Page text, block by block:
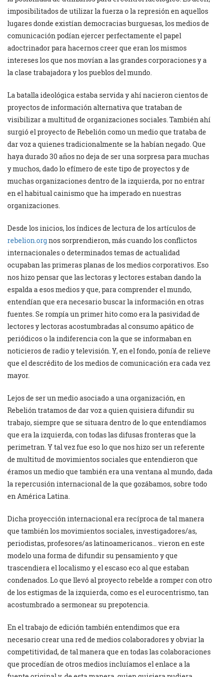
imposibilitados de utilizar la fuerza o la represión en aquellos
lugares donde existían democracias burguesas, los medios de
comunicación podían ejercer perfectamente el papel
adoctrinador para hacernos creer que eran los mismos
intereses los que nos movían a las grandes corporaciones y a
la clase trabajadora y los pueblos del mundo.
La batalla ideológica estaba servida y ahí nacieron cientos de
proyectos de información alternativa que trataban de
visibilizar a multitud de organizaciones sociales. También ahí
surgió el proyecto de Rebelión como un medio que trataba de
dar voz a quienes tradicionalmente se la habían negado. Que
haya durado 30 años no deja de ser una sorpresa para muchas
y muchos, dado lo efímero de este tipo de proyectos y de
muchas organizaciones dentro de la izquierda, por no entrar
en el habitual cainismo que ha imperado en nuestras
organizaciones.
Desde los inicios, los índices de lectura de los artículos de
rebelion.org nos sorprendieron, más cuando los conflictos
internacionales o determinados temas de actualidad
ocupaban las primeras planas de los medios corporativos. Eso
nos hizo pensar que las lectoras y lectores estaban dando la
espalda a esos medios y que, para comprender el mundo,
entendían que era necesario buscar la información en otras
fuentes. Se rompía un primer hito como era la pasividad de
lectores y lectoras acostumbradas al consumo apático de
periódicos o la indiferencia con la que se informaban en
noticieros de radio y televisión. Y, en el fondo, ponía de relieve
que el descrédito de los medios de comunicación era cada vez
mayor.
Lejos de ser un medio asociado a una organización, en
Rebelión tratamos de dar voz a quien quisiera difundir su
trabajo, siempre que se situara dentro de lo que entendíamos
que era la izquierda, con todas las difusas fronteras que la
perimetran. Y tal vez fue eso lo que nos hizo ser un referente
de multitud de movimientos sociales que entendieron que
éramos un medio que también era una ventana al mundo, dada
la repercusión internacional de la que gozábamos, sobre todo
en América Latina.
Dicha proyección internacional era recíproca de tal manera
que también los movimientos sociales, investigadores/as,
periodistas, profesores/as latinoamericanos… vieron en este
modelo una forma de difundir su pensamiento y que
trascendiera el localismo y el escaso eco al que estaban
condenados. Lo que llevó al proyecto rebelde a romper con otro
de los estigmas de la izquierda, como es el eurocentrismo, tan
acostumbrado a sermonear su prepotencia.
En el trabajo de edición también entendimos que era
necesario crear una red de medios colaboradores y obviar la
competitividad, de tal manera que en todas las colaboraciones
que procedían de otros medios incluíamos el enlace a la